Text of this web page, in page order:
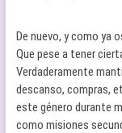
De nuevo, y como ya
Que pese a tener
Verdaderamente
descanso, compras,
este género durante
como misiones